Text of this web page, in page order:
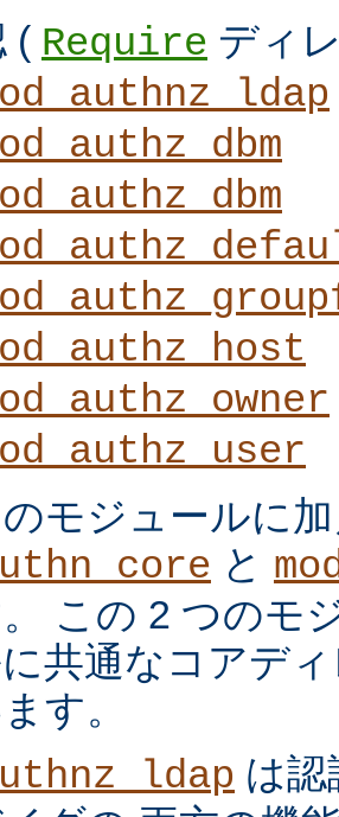
( Require ディ
モジュールに
と
この 2 つのモ
共通なコアデ
す。
は